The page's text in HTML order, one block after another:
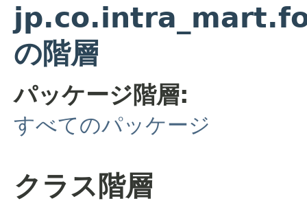
の階層
パッケージ階層:
すべてのパッケージ
クラス階層